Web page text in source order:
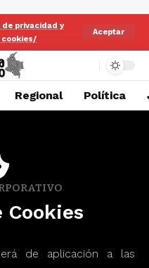
de privacidad y
cookies/
Aceptar
Regional Política
Cookies
de aplicación a las